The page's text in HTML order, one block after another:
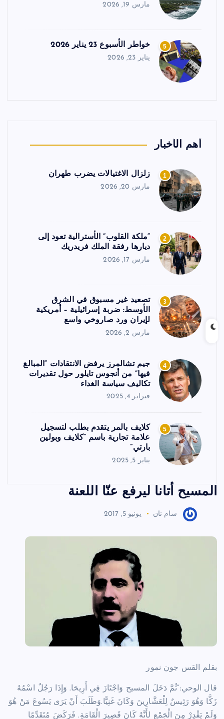
مارس 19, 2026
5 خواطر الأسبوع 23 يناير 2026
يناير 23, 2026
أهم الأخبار
1 زلزال الاغتيالات يضرب طهران
مارس 20, 2026
2
“ملكة القلوب” الأسترالية تعود إلى
ديارها رفقة الملك فريدريك
مارس 17, 2026
3
تصعيد غير مسبوق في الشرق
الأوسط: ضربة إسرائيلية – أمريكية
لإيران ورد صاروخي واسع
مارس 2, 2026
4
جيم تشالمرز يرفض الانتقادات “المبالغ
فيها” من أنجوس تايلور حول تقديرات
تكاليف سياسة الغداء
فبراير 4, 2025
5
كلايف بالمر يتقدم بطلب لتسجيل
علامة تجارية باسم “كلايف وبولين
بارتي”
يناير 5, 2025
المسيح أتانا ليرفع عنّا اللعنة
سام نان يونيو 5, 2017
بقلم القس جون نمور
قال الوحي:”ثُمَّ دَخَلَ المسيح وَاجْتَازَ فِي أَرِيحَا. وَإِذَا رَجُلٌ اسْمُهُ
زَكَّا وَهُوَ رَئِيسٌ لِلْعَشَّارِينَ وَكَانَ غَنِيًّا.وَطَلَبَ أَنْ يَرَى يَسُوعَ مَنْ هُوَ
وَلَمْ يَقْدِرْ مِنَ الْجَمْعِ لأَنَّهُ كَانَ قَصِيرَ الْقَامَةِ. فَرَكَضَ مُتَقَدِّمًا